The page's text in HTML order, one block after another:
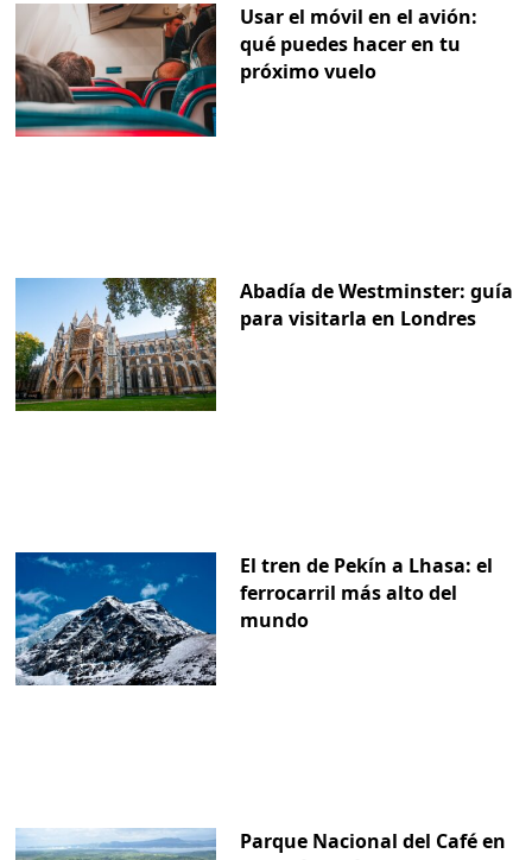
Usar el móvil en el avión:
qué puedes hacer en tu
próximo vuelo
Abadía de Westminster: guía
para visitarla en Londres
El tren de Pekín a Lhasa: el
ferrocarril más alto del
mundo
Parque Nacional del Café en